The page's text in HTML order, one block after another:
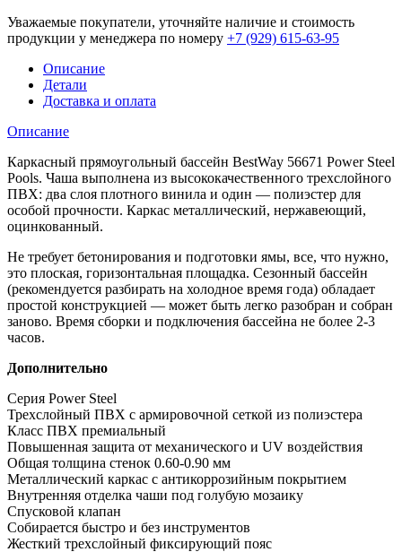
Уважаемые покупатели, уточняйте наличие и стоимость
продукции у менеджера по номеру +7 (929) 615-63-95
Описание
Детали
Доставка и оплата
Описание
Каркасный прямоугольный бассейн BestWay 56671 Power Steel
Pools. Чаша выполнена из высококачественного трехслойного
ПВХ: два слоя плотного винила и один — полиэстер для
особой прочности. Каркас металлический, нержавеющий,
оцинкованный.
Не требует бетонирования и подготовки ямы, все, что нужно,
это плоская, горизонтальная площадка. Сезонный бассейн
(рекомендуется разбирать на холодное время года) обладает
простой конструкцией — может быть легко разобран и собран
заново. Время сборки и подключения бассейна не более 2-3
часов.
Дополнительно
Серия Power Steel
Трехслойный ПВХ с армировочной сеткой из полиэстера
Класс ПВХ премиальный
Повышенная защита от механического и UV воздействия
Общая толщина стенок 0.60-0.90 мм
Металлический каркас с антикоррозийным покрытием
Внутренняя отделка чаши под голубую мозаику
Спусковой клапан
Собирается быстро и без инструментов
Жесткий трехслойный фиксирующий пояс